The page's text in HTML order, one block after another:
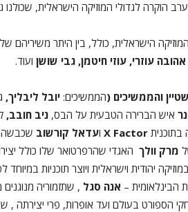
הוקרה לגדולי המוזיקה הישראלית,
הישראלית, כולל, בין היתר משיריהם של
עוזרי, עוזי חיטמן, גבי שושן ועוד.
והממשיכים (הממשיכים: יובל ליבליך,
איש הברירה הטבעית על הבס, ניב חובב,
בתוכנית X Factor ועדאל קורשוב שכבשה
מרק וולך האגדי שהרפרטואר שלו כולל
יהודית וישראלית ויוצר תוכניות במיוחד
הבינלאומית – אנה סגל , שתזמוריה
הספורט בעולם ועד אופרות, פרי יצירתה ,